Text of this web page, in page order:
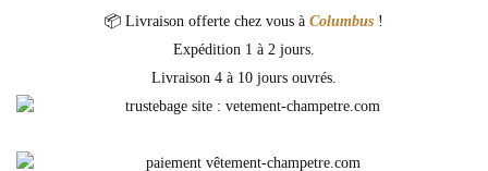
📦 Livraison offerte chez vous à Columbus !
Expédition 1 à 2 jours.
Livraison 4 à 10 jours ouvrés.